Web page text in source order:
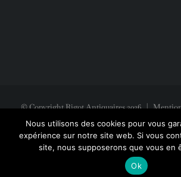
© Copyright Rigot Antiquaires2026|
avec la participation deJeff
FacebookInstagram
Nous utilisons des cookies pour vous
expérience sur notre site web. Si vous
site, nous supposerons que vous en
Ok